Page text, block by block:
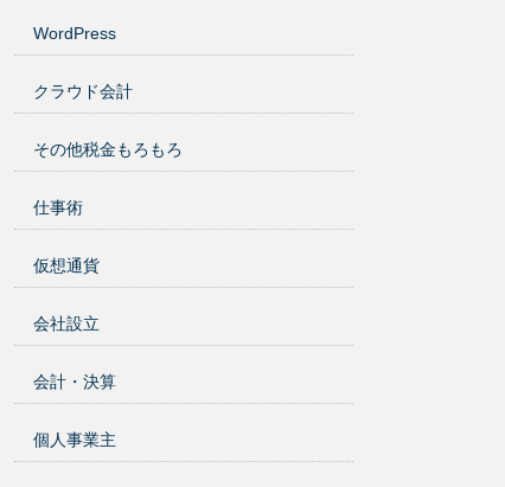
WordPress
クラウド会計
その他税金もろもろ
仕事術
仮想通貨
会社設立
会計・決算
個人事業主